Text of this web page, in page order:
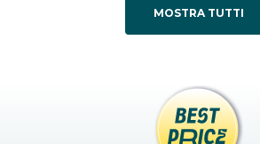
MOSTRA TUTTI